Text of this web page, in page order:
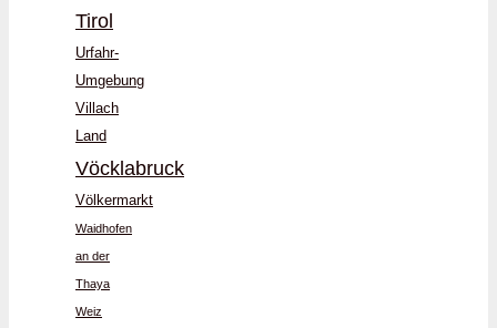
Tirol
Urfahr-
Umgebung
Villach
Land
Vöcklabruck
Völkermarkt
Waidhofen
an der
Thaya
Weiz